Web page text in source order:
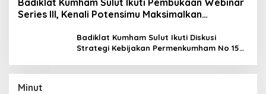
Series III, Kenali Potensimu Maksimalkan
Badiklat Kumham Sulut Ikuti Diskusi
Strategi Kebijakan Permenkumham No 15
Minut